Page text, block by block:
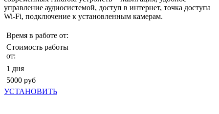
управление аудиосистемой, доступ в интернет, точка доступа
Wi-Fi, подключение к установленным камерам.
Время в работе от:
Стоимость работы
от:
1 дня
5000 руб
УСТАНОВИТЬ